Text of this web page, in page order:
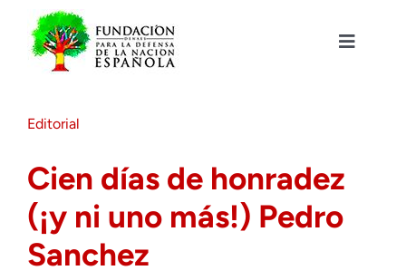
contenido
Toggle
Actualidad
Actividades
Editorial
Cien días de honradez
(¡y ni uno más!) Pedro
Sanchez